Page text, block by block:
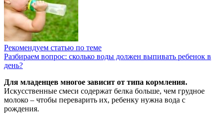
Рекомендуем статью по теме
Разбираем вопрос: сколько воды должен выпивать ребенок в
день?
Для младенцев многое зависит от типа кормления.
Искусственные смеси содержат белка больше, чем грудное
молоко – чтобы переварить их, ребенку нужна вода с
рождения.